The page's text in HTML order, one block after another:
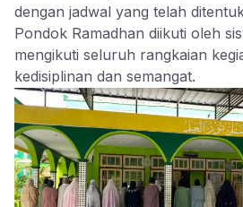
dengan jadwal yang telah
Pondok Ramadhan diikuti oleh
mengikuti seluruh rangkaian
kedisiplinan dan semangat.